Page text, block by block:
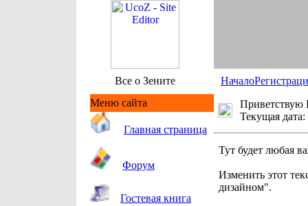
Все о Зените Начало
Меню сайта
Главная страница
Форум
Гостевая книга
Приветствую
Текущая дата:
Тут будет любая
Изменить этот
дизайном".